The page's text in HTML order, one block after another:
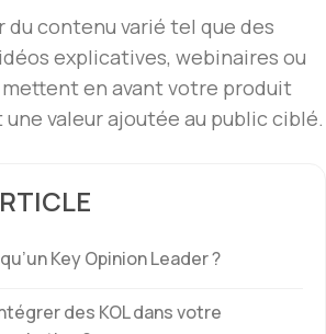
du contenu varié tel que des
explicatives, webinaires ou
en avant votre produit
valeur ajoutée au public ciblé.
Key Opinion Leader ?
des KOL dans votre